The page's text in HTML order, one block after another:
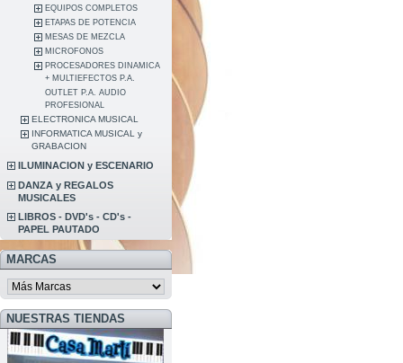
EQUIPOS COMPLETOS
ETAPAS DE POTENCIA
MESAS DE MEZCLA
MICROFONOS
PROCESADORES DINAMICA
+ MULTIEFECTOS P.A.
OUTLET P.A. AUDIO
PROFESIONAL
ELECTRONICA MUSICAL
INFORMATICA MUSICAL y
GRABACION
ILUMINACION y ESCENARIO
DANZA y REGALOS
MUSICALES
LIBROS - DVD's - CD's -
PAPEL PAUTADO
MARCAS
NUESTRAS TIENDAS